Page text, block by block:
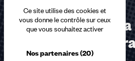
Ce site utilise des cookies et
vous donne le contrôle sur ceux
que vous souhaitez activer
Nos partenaires(20)
Abonnez-vous à